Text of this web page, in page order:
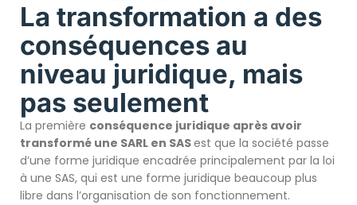
La transformation a des
conséquences au
niveau juridique, mais
pas seulement
La première conséquence juridique après avoir
transformé une SARL en SASest que la société passe
d’une forme juridique encadrée principalement par la loi
à une SAS, qui est une forme juridique beaucoup plus
libre dans l’organisation de son fonctionnement.